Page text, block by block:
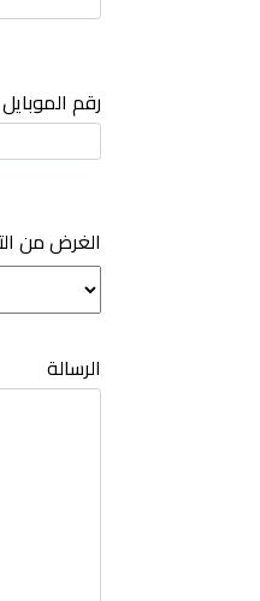
رقم
(مطلوب) الغرض
الرسالة